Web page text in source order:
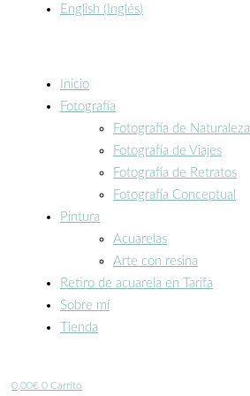
English ( Inglés)
Inicio
Fotografía
Fotografía de Naturaleza
Fotografía de Viajes
Fotografía de Retratos
Fotografía Conceptual
Pintura
Acuarelas
Arte con resina
Retiro de acuarela en Tarifa
Sobre mí
Tienda
0,00€ 0 Carrito